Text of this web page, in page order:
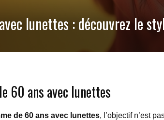
lunettes : découvrez le
60 ans avec lunettes
de 60 ans avec lunettes, l’objectif n’est